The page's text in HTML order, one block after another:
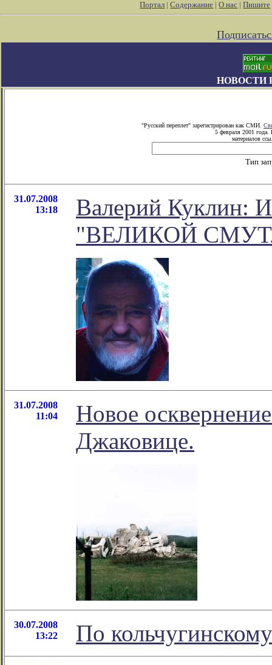
Портал |Содержание |О нас |Пишите
НОВОСТИ
"Русский переплет" зарегистрирован как СМИ.
5 февраля 2001 года.
материалов
Тип
31.07.2008
13:18
Валерий
"ВЕЛИКОЙ
31.07.2008
11:04
Новое
Джаковице.
30.07.2008
13:22
По